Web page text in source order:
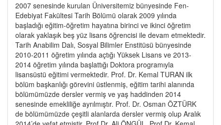
2007 senesinde kurulan Üniversitemiz bünyesinde Fen-
Edebiyat Fakültesi Tarih Bölümü olarak 2009 yılında
başladığı eğitim-öğretim hayatına birinci ve ikinci öğretim
olarak yaklaşık beş yüz lisans öğrencisi ile devam etmektedir.
Tarih Anabilim Dalı, Sosyal Bilimler Enstitüsü bünyesinde
2010-2011 öğretim yılında açtığı Yüksek Lisans ve 2013-
2014 öğretim yılında başlattığı Doktora programıyla
lisansüstü eğitimi vermektedir. Prof. Dr. Kemal TURAN ilk
bölüm başkanlığı görevini üstlenmiş, eğitim tarihi alanında
bölümümüzde dersler vermiş ve yaş haddinden 2014
senesinde emekliliğe ayrılmıştır. Prof. Dr. Osman ÖZTÜRK
de bölümümüzde çeşitli alanlarda dersler vermiş olup Aralık